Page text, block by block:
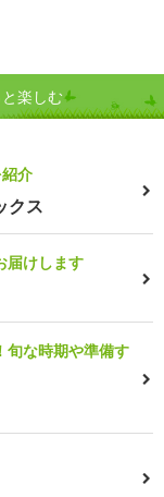
楽しむ
介
クス
届けします
旬な時期や準備す